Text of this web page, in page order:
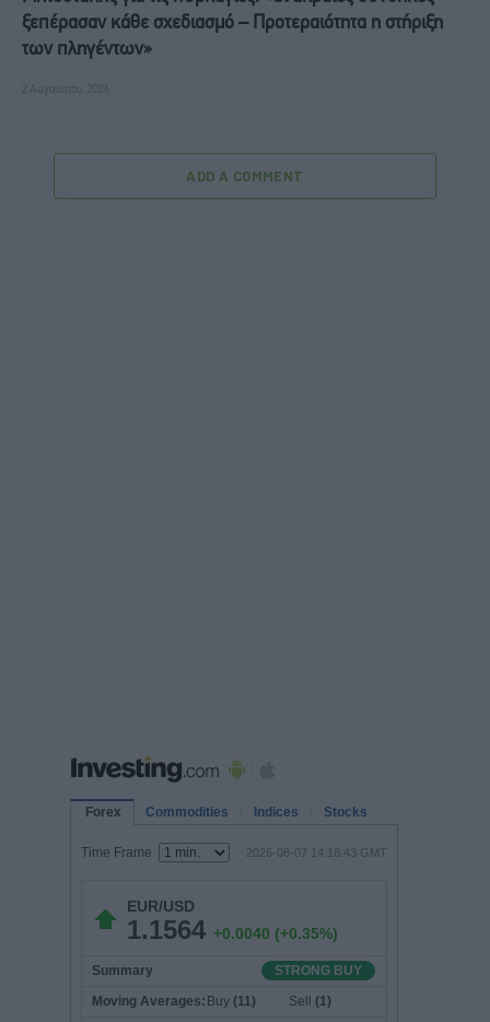
ξεπέρασαν κάθε σχεδιασμό – Προτεραιότητα η στήριξη
των πληγέντων»
2 Αυγούστου, 2026
ADD A COMMENT